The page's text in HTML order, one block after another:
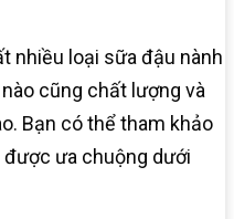
nhiều loại sữa đậu nành
cũng chất lượng và
Bạn có thể tham khảo
ưa chuộng dưới